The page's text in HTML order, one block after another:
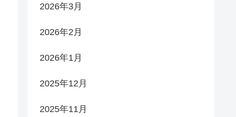
2026年3月
2026年2月
2026年1月
2025年12月
2025年11月